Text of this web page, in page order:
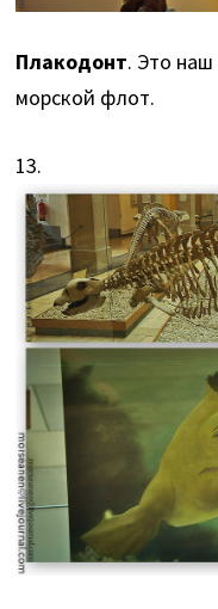
Плакодонт. Это
морской флот.
13.